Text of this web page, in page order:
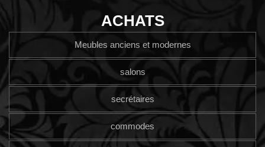
ACHATS
Meubles anciens et modernes
salons
secrétaires
commodes